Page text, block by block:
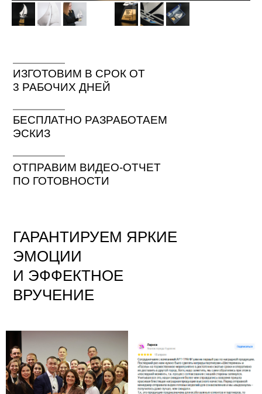
ИЗГОТОВИМ В СРОК ОТ
3 РАБОЧИХ ДНЕЙ
БЕСПЛАТНО РАЗРАБОТАЕМ
ЭСКИЗ
ОТПРАВИМ ВИДЕО-ОТЧЕТ
ПО ГОТОВНОСТИ
ГАРАНТИРУЕМ ЯРКИЕ
ЭМОЦИИ
И ЭФФЕКТНОЕ
ВРУЧЕНИЕ